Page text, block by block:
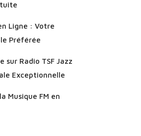
Ligne : Votre
Préférée
sur Radio TSF Jazz
Exceptionnelle
Musique FM en